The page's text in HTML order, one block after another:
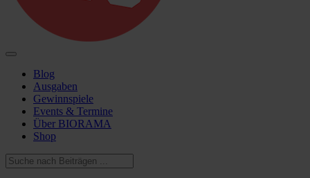
Blog
Ausgaben
Gewinnspiele
Events & Termine
Über BIORAMA
Shop